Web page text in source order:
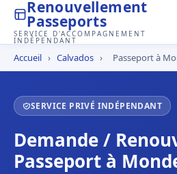
Renouvellement
Passeports
SERVICE D'ACCOMPAGNEMENT
INDÉPENDANT
Accueil › Calvados › Passeport à
SERVICE PRIVÉ INDÉPENDANT
Demande /
Passeport à